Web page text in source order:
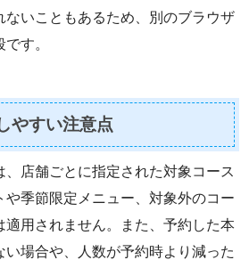
ないこともあるため、別のブラウザ
す。
やすい注意点
店舗ごとに指定された対象コース
や季節限定メニュー、対象外のコー
適用されません。また、予約した本
い場合や、人数が予約時より減った